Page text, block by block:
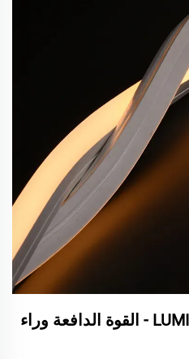
محركات LED من LUMIMORE - القوة الدافعة وراء